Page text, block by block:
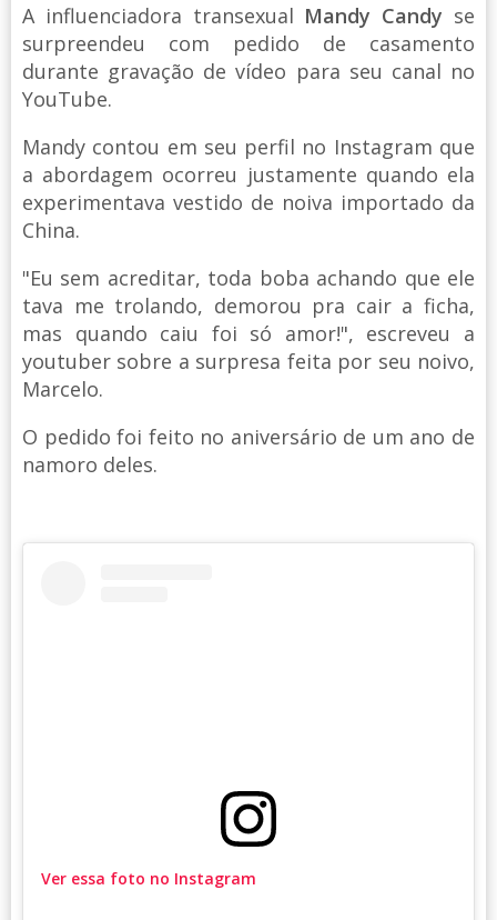
A influenciadora transexual Mandy Candy se
surpreendeu com pedido de casamento
durante gravação de vídeo para seu canal no
YouTube.
Mandy contou em seu perfil no Instagram que
a abordagem ocorreu justamente quando ela
experimentava vestido de noiva importado da
China.
"Eu sem acreditar, toda boba achando que ele
tava me trolando, demorou pra cair a ficha,
mas quando caiu foi só amor!", escreveu a
youtuber sobre a surpresa feita por seu noivo,
Marcelo.
O pedido foi feito no aniversário de um ano de
namoro deles.
Ver essa foto no Instagram